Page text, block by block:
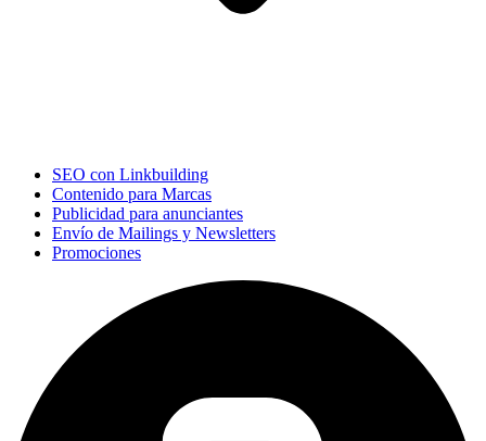
SEO con Linkbuilding
Contenido para Marcas
Publicidad para anunciantes
Envío de Mailings y Newsletters
Promociones